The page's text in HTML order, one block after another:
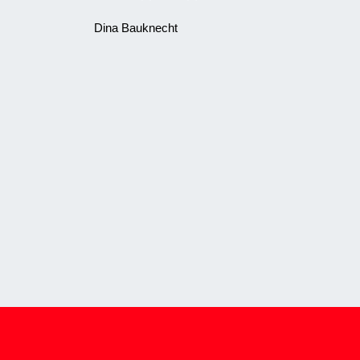
Dina Bauknecht